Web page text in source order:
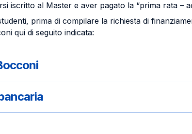
iscritto al Master e aver pagato la “prima rata –
prima di compilare la richiesta di
qui di seguito indicata: